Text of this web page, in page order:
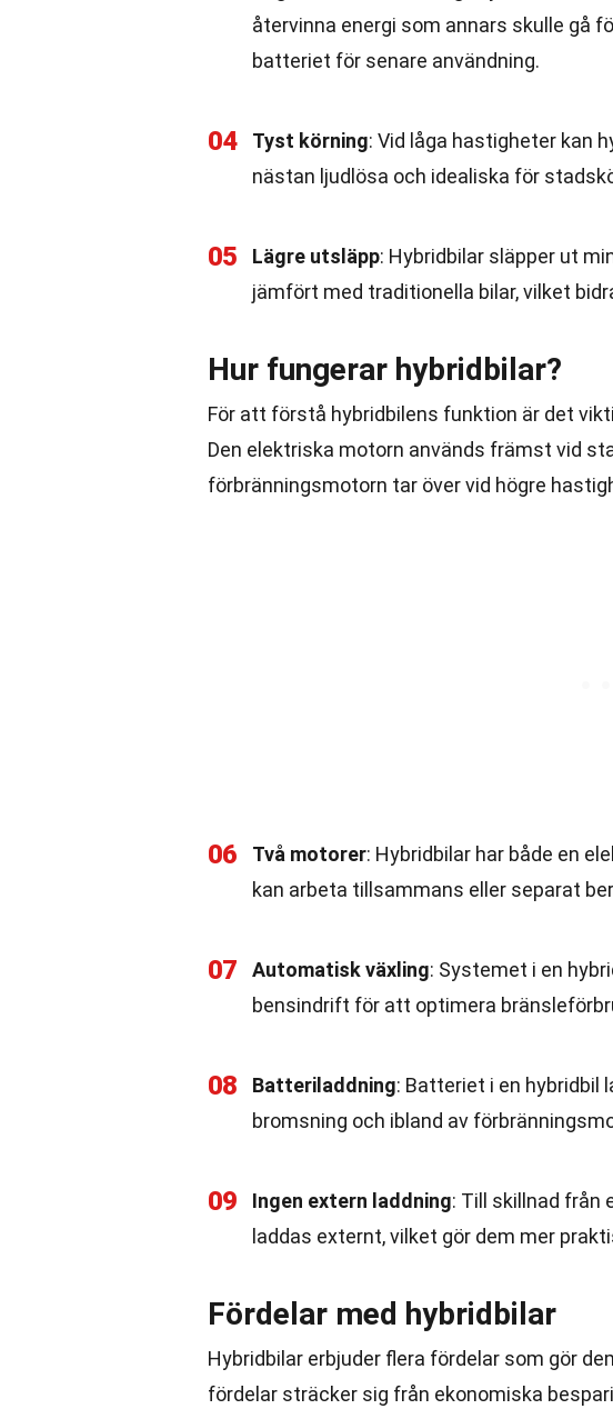
återvinna energi som annars skulle gå
batteriet för senare användning.
04 Tyst körning: Vid låga hastigheter kan
nästan ljudlösa och idealiska för
05 Lägre utsläpp: Hybridbilar släpper ut
jämfört med traditionella bilar, vilket
Hur fungerar hybridbilar?
För att förstå hybridbilens funktion är det
Den elektriska motorn används främst vid
förbränningsmotorn tar över vid högre
06 Två motorer: Hybridbilar har både en
kan arbeta tillsammans eller separat
07 Automatisk växling: Systemet i en
bensindrift för att optimera
08 Batteriladdning: Batteriet i en hybridbil
bromsning och ibland av
09 Ingen extern laddning: Till skillnad från
laddas externt, vilket gör dem mer
Fördelar med hybridbilar
Hybridbilar erbjuder flera fördelar som gör
fördelar sträcker sig från ekonomiska